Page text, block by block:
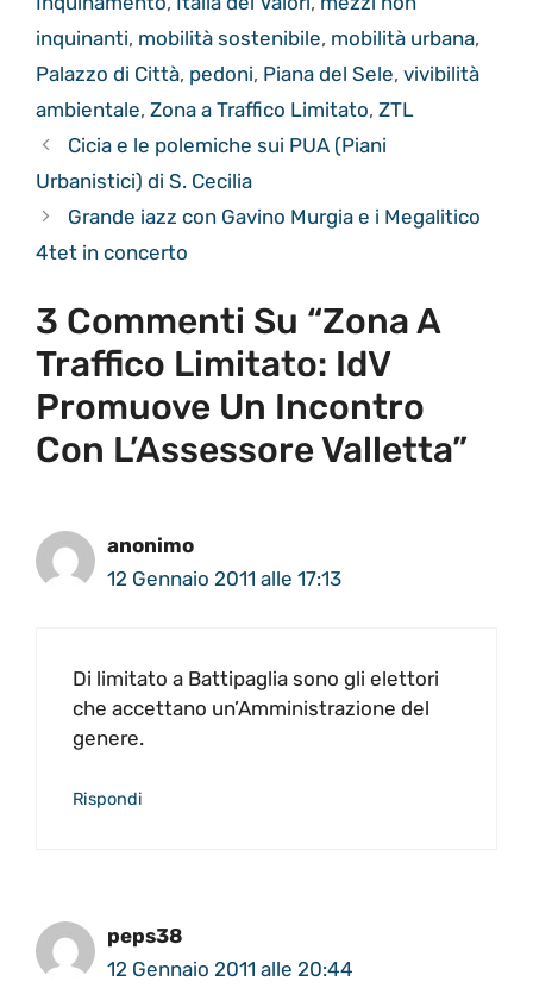
inquinanti, mobilità sostenibile, mobilità urbana,
Palazzo di Città, pedoni, Piana del Sele, vivibilità
ambientale, Zona a Traffico Limitato, ZTL
Cicia e le polemiche sui PUA (Piani
Urbanistici) di S. Cecilia
Grande iazz con Gavino Murgia e i Megalitico
4tet in concerto
3 Commenti Su “Zona A
Traffico Limitato: IdV
Promuove Un Incontro
Con L’Assessore Valletta”
anonimo
12 Gennaio 2011 alle 17:13
Di limitato a Battipaglia sono gli elettori
che accettano un’Amministrazione del
genere.
Rispondi
peps38
12 Gennaio 2011 alle 20:44